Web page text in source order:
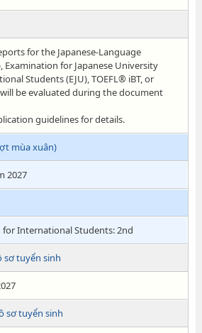
for the Japanese-Language
Examination for Japanese University
Students (EJU), TOEFL® iBT, or
be evaluated during the document
guidelines for details.
mùa xuân)
2027
for International Students: 2nd
sơ tuyển sinh
sơ tuyển sinh